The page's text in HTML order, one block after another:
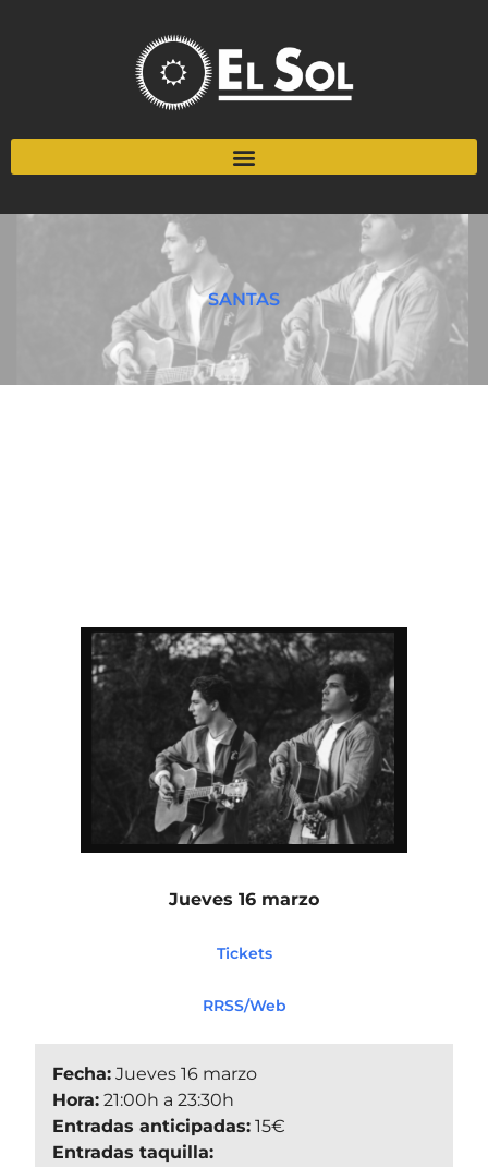
SANTAS
Jueves 16 marzo
Tickets
RRSS/Web
Fecha: Jueves 16 marzo
Hora: 21:00h a 23:30h
Entradas anticipadas: 15€
Entradas taquilla: